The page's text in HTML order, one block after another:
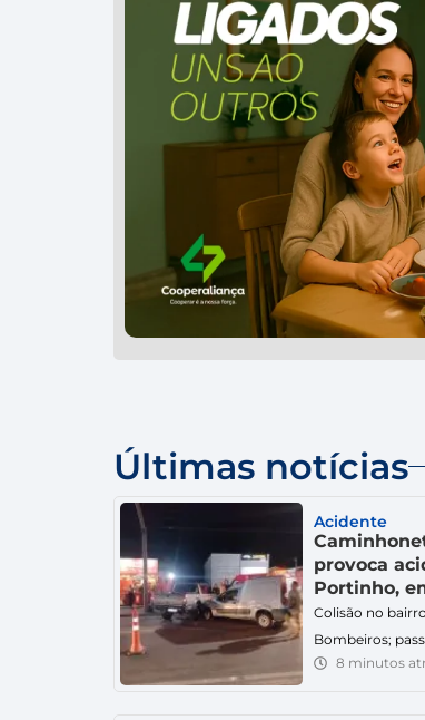
Últimas notícias
Acidente
provoca
Portinho,
Colisão no
Bombeiros;
após relatar
8 minutos